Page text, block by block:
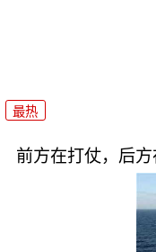
最热
前方在打仗，后方